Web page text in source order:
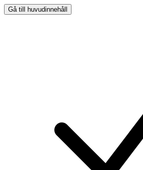
Gå till huvudinnehåll